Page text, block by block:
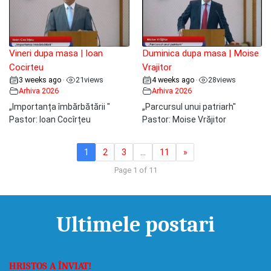
Vineri dupa masa | Ioan
Cocirteu
3 weeks ago • 21views
Arhiva 2026
„Importanța îmbărbătării "
Pastor: Ioan Cocîrțeu
Duminica dupa masa | Moise
Vrajitor
4 weeks ago • 28views
Arhiva 2026
„Parcursul unui patriarh"
Pastor: Moise Vrăjitor
1 2 3 11 »
Page 1 of 11
Ultimele postari
HRISTOS A ÎNVIAT!